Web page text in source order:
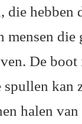
die
die
De
halen